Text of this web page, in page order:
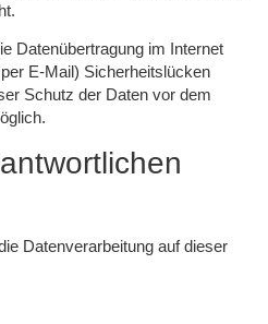
Datenübertragung im Internet
E-Mail) Sicherheitslücken
Schutz der Daten vor dem
Datenverarbeitung auf dieser